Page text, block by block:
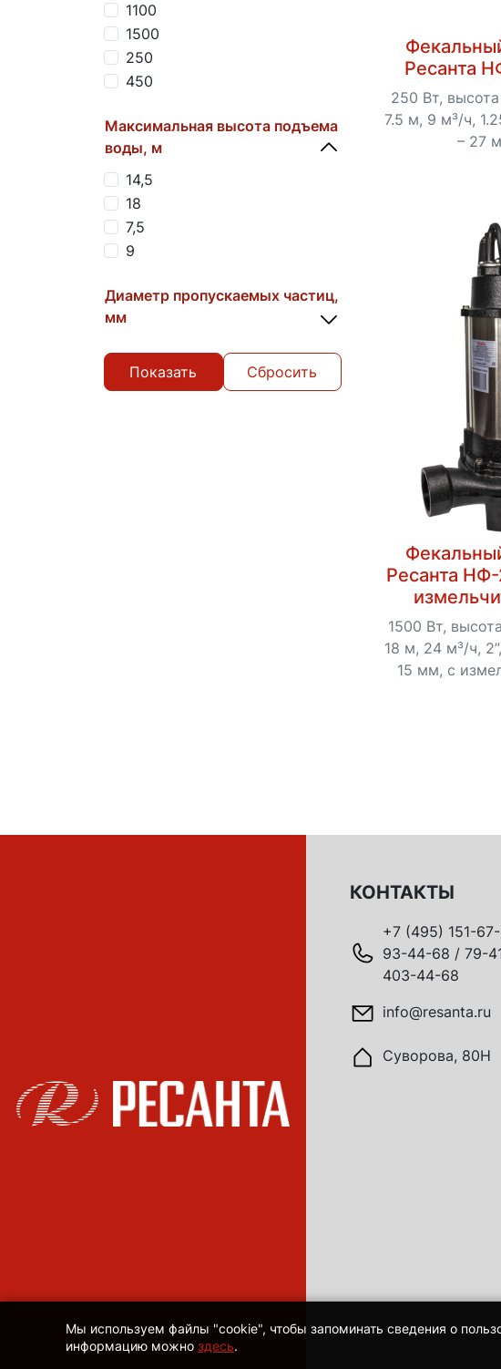
1100
1500
250
450
Максимальная высота подъема
воды, м
14,5
18
7,5
9
Диаметр пропускаемых частиц,
мм
Сбросить
Ресанта
250 Вт,
7.5 м, 9 м³/ч,
– 27
Ресанта
1500 Вт,
18 м, 24 м³/ч,
15 мм, с
КОНТАКТЫ
+7 (495) 151-
93-44-68 / 79-
403-44-68
info@resanta.ru
Суворова, 80Н
Мы используем файлы "cookie", чтобы запоминать сведения о
информацию можно здесь.